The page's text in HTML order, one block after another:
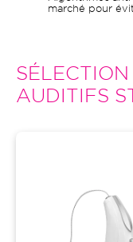
marché pour
AUDITIFS